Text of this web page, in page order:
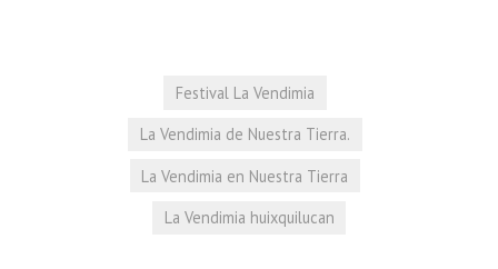
Festival La Vendimia
La Vendimia de Nuestra Tierra.
La Vendimia en Nuestra Tierra
La Vendimia huixquilucan